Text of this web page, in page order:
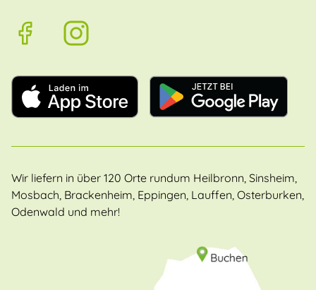
Wir liefern in über 120 Orte rundum Heilbronn, Sinsheim,
Mosbach, Brackenheim, Eppingen, Lauffen, Osterburken,
Odenwald und mehr!